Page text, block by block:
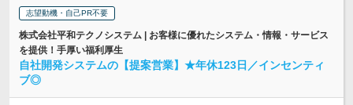
志望動機・自己PR不要
株式会社平和テクノシステム | お客様に優れたシステム・情報・サービス
を提供！手厚い福利厚生
自社開発システムの【提案営業】★年休123日／インセンティ
ブ◎